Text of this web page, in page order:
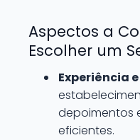
Aspectos a
Escolher um
Experiência
depoimentos
eficientes.